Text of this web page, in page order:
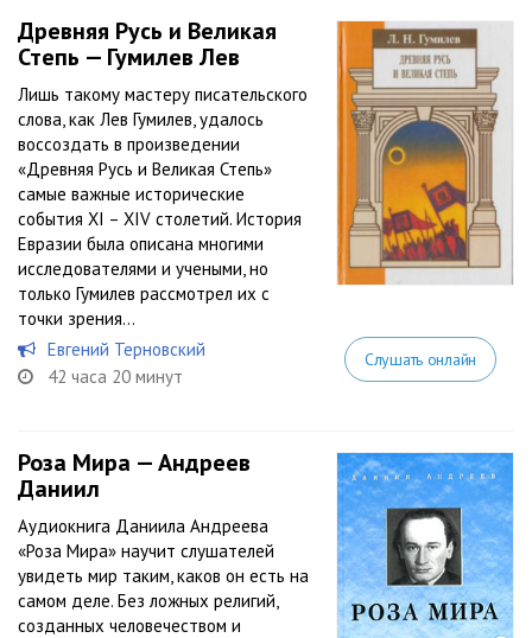
Древняя Русь и Великая
Степь — Гумилев Лев
Лишь такому мастеру писательского
слова, как Лев Гумилев, удалось
воссоздать в произведении
«Древняя Русь и Великая Степь»
самые важные исторические
события XI – XIV столетий. История
Евразии была описана многими
исследователями и учеными, но
только Гумилев рассмотрел их с
точки зрения...
Евгений Терновский
42 часа 20 минут
Слушать онлайн
Роза Мира — Андреев
Даниил
Аудиокнига Даниила Андреева
«Роза Мира» научит слушателей
увидеть мир таким, каков он есть на
самом деле. Без ложных религий,
созданных человечеством и